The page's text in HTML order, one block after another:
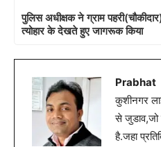
पुलिस अधीक्षक ने ग्राम
त्योहार के देखते हुए जागरूक किया
Prabhat
कुशीनगर
से जुडाव,जो
है.जहा